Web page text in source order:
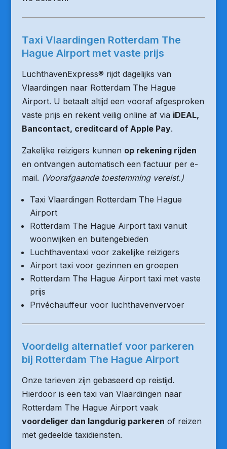
Taxi Vlaardingen Rotterdam The
Hague Airport met vaste prijs
LuchthavenExpress® rijdt dagelijks van
Vlaardingen naar Rotterdam The Hague
Airport. U betaalt altijd een vooraf afgesproken
vaste prijs en rekent veilig online af via iDEAL,
Bancontact, creditcard of Apple Pay.
Zakelijke reizigers kunnen op rekening rijden
en ontvangen automatisch een factuur per e-
mail. (Voorafgaande toestemming vereist.)
Taxi Vlaardingen Rotterdam The Hague
Airport
Rotterdam The Hague Airport taxi vanuit
woonwijken en buitengebieden
Luchthaventaxi voor zakelijke reizigers
Airport taxi voor gezinnen en groepen
Rotterdam The Hague Airport taxi met vaste
prijs
Privéchauffeur voor luchthavenvervoer
Voordelig alternatief voor parkeren
bij Rotterdam The Hague Airport
Onze tarieven zijn gebaseerd op reistijd.
Hierdoor is een taxi van Vlaardingen naar
Rotterdam The Hague Airport vaak
voordeliger dan langdurig parkeren of reizen
met gedeelde taxidiensten.